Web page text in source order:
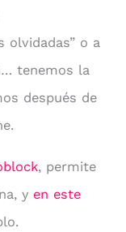
olvidadas” o a
tenemos la
después de
, permite
y en este